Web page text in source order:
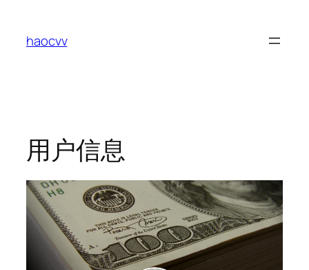
haocvv
用户信息